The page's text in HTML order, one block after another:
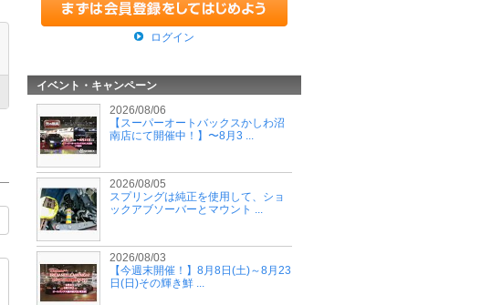
ログイン
イベント・キャンペーン
2026/08/06
【スーパーオートバックスかしわ沼
南店にて開催中！】〜8月3 ...
2026/08/05
スプリングは純正を使用して、ショ
ックアブソーバーとマウント ...
2026/08/03
【今週末開催！】8月8日(土)～8月23
日(日)その輝き鮮 ...